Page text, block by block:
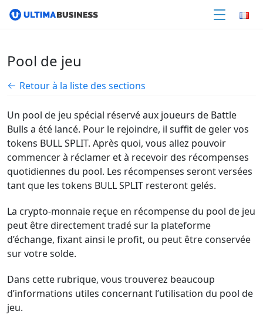
Pool de jeu
Retour à la liste des sections
Un pool de jeu spécial réservé aux joueurs de Battle
Bulls a été lancé. Pour le rejoindre, il suffit de geler vos
tokens BULL SPLIT. Après quoi, vous allez pouvoir
commencer à réclamer et à recevoir des récompenses
quotidiennes du pool. Les récompenses seront versées
tant que les tokens BULL SPLIT resteront gelés.
La crypto-monnaie reçue en récompense du pool de jeu
peut être directement tradé sur la plateforme
d’échange, fixant ainsi le profit, ou peut être conservée
sur votre solde.
Dans cette rubrique, vous trouverez beaucoup
d’informations utiles concernant l’utilisation du pool de
jeu.